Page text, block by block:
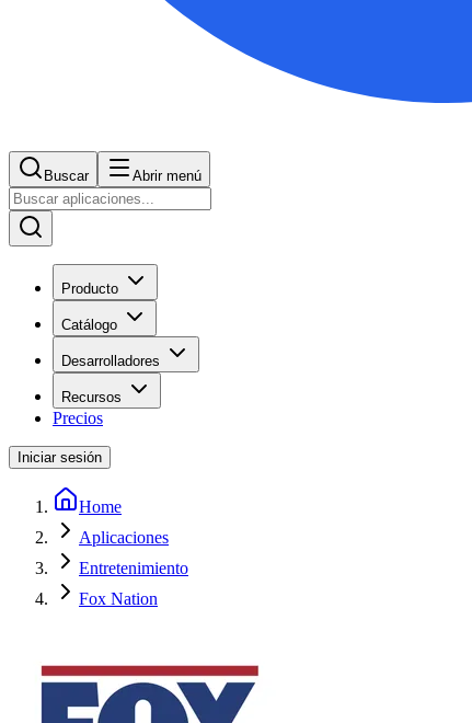
Buscar Abrir menú
Producto
Catálogo
Desarrolladores
Recursos
Precios
Iniciar sesión
Home
Aplicaciones
Entretenimiento
Fox Nation